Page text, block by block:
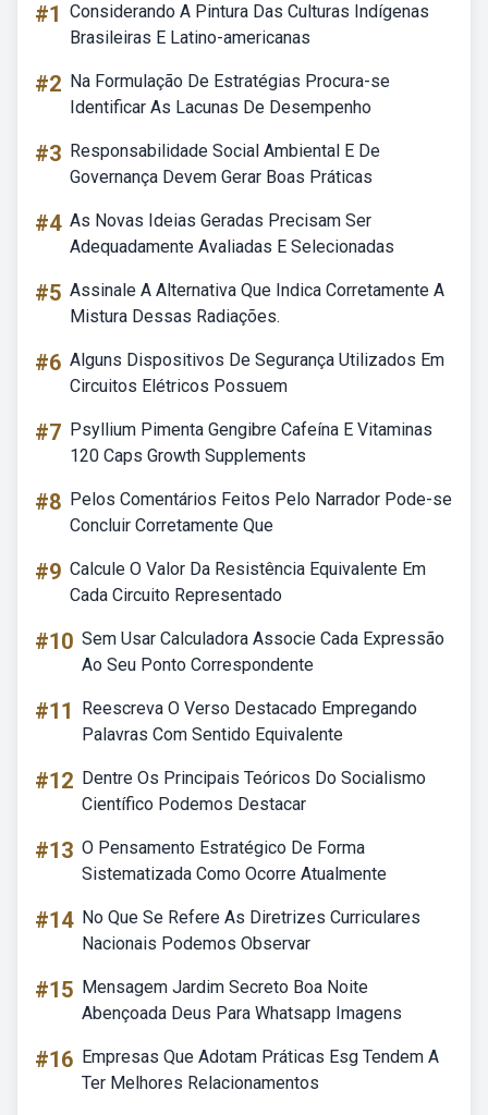
#1 Considerando A Pintura Das Culturas Indígenas
Brasileiras E Latino-americanas
#2 Na Formulação De Estratégias Procura-se
Identificar As Lacunas De Desempenho
#3 Responsabilidade Social Ambiental E De
Governança Devem Gerar Boas Práticas
#4 As Novas Ideias Geradas Precisam Ser
Adequadamente Avaliadas E Selecionadas
#5 Assinale A Alternativa Que Indica Corretamente A
Mistura Dessas Radiações.
#6 Alguns Dispositivos De Segurança Utilizados Em
Circuitos Elétricos Possuem
#7 Psyllium Pimenta Gengibre Cafeína E Vitaminas
120 Caps Growth Supplements
#8 Pelos Comentários Feitos Pelo Narrador Pode-se
Concluir Corretamente Que
#9 Calcule O Valor Da Resistência Equivalente Em
Cada Circuito Representado
#10 Sem Usar Calculadora Associe Cada Expressão
Ao Seu Ponto Correspondente
#11
Reescreva O Verso Destacado Empregando
Palavras Com Sentido Equivalente
#12 Dentre Os Principais Teóricos Do Socialismo
Científico Podemos Destacar
#13 O Pensamento Estratégico De Forma
Sistematizada Como Ocorre Atualmente
#14 No Que Se Refere As Diretrizes Curriculares
Nacionais Podemos Observar
#15 Mensagem Jardim Secreto Boa Noite
Abençoada Deus Para Whatsapp Imagens
#16 Empresas Que Adotam Práticas Esg Tendem A
Ter Melhores Relacionamentos